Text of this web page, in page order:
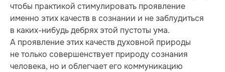
чтобы практикой стимулировать проявление
именно этих качеств в сознании и не заблудиться
в каких-нибудь дебрях этой пустоты ума.
А проявление этих качеств духовной природы
не только совершенствует природу сознания
человека, но и облегчает его коммуникацию